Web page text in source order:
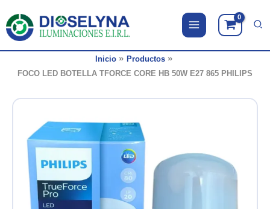
contenido
Inicio
Productos
FOCO LED BOTELLA TFORCE CORE HB 50W E27 865 PHILIPS